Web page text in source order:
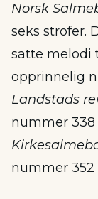
Norsk
seks strofer.
satte melodi
opprinnelig
Landstads
nummer 338
nummer 352